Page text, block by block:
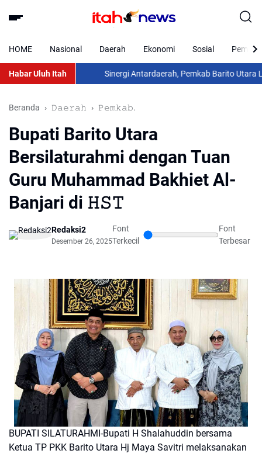
HOME Nasional Daerah Ekonomi Sosial
Habar Uluh Itah Sinergi Antardaerah, Pemkab Barito Utara
Beranda 𝙳𝚊𝚎𝚛𝚊𝚑 𝙿𝚎𝚖𝚔𝚊𝚋.
Bupati Barito Utara
Bersilaturahmi dengan Tuan
Guru Muhammad Bakhiet Al-
Banjari di 𝙷𝚂𝚃
Redaksi2
Desember 26, 2025
Font
Terkecil
Font
Terbesar
BUPATI SILATURAHMI-Bupati H Shalahuddin bersama
Ketua TP PKK Barito Utara Hj Maya Savitri melaksanakan